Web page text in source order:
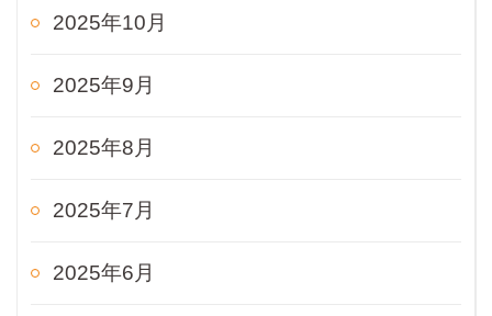
2025年10月
2025年9月
2025年8月
2025年7月
2025年6月